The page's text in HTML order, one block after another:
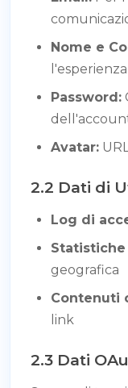
Nome e
Password:
Avatar:
2.2 Dati di
Log di
Statistiche
geografica
Contenuti
link
2.3 Dati